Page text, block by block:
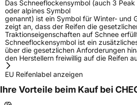
Das Schneeflockensymbol (auch 3
oder alpines Symbol
genannt) ist ein Symbol für Winter- und
zeigt an, dass der Reifen die
Traktionseigenschaften auf Schnee
Schneeflockensymbol ist ein
über die gesetzlichen Anforderungen
den Herstellern freiwillig auf die Reifen
EU Reifenlabel anzeigen
Ihre Vorteile beim Kauf bei